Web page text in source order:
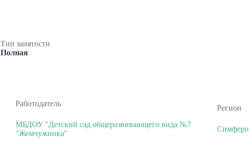
Тип занятости
Полная
Работодатель
МБДОУ "Детский сад общеразвивающего вида №7
"Жемчужинка"
Регион